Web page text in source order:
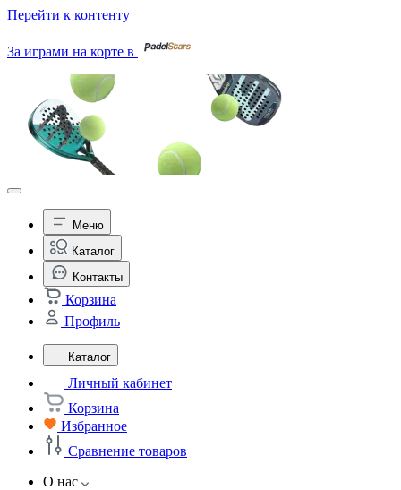
Перейти к контенту
За играми на корте в
Меню
Каталог
Контакты
Корзина
Профиль
Каталог
Личный кабинет
Корзина
Избранное
Сравнение товаров
О нас